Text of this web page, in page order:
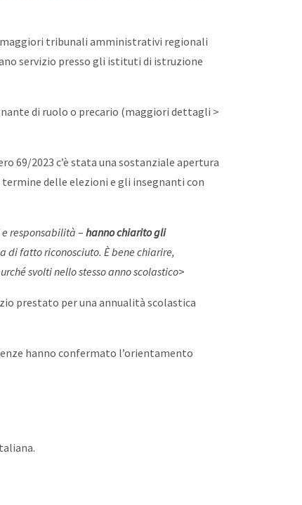
tribunali amministrativi regionali
servizio presso gli istituti di istruzione
di ruolo o precario (maggiori dettagli >
69/2023 c’è stata una sostanziale apertura
delle elezioni e gli insegnanti con
responsabilità – hanno chiarito gli
di fatto riconosciuto. È bene chiarire,
svolti nello stesso anno scolastico>
prestato per una annualità scolastica
hanno confermato l’orientamento